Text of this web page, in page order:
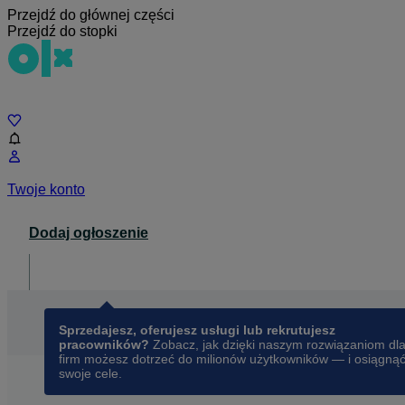
Przejdź do głównej części
Przejdź do stopki
Twoje konto
Dodaj ogłoszenie
Sprzedajesz, oferujesz usługi lub rekrutujesz
pracowników? Zobacz, jak dzięki naszym rozwiązaniom dla
firm możesz dotrzeć do milionów użytkowników — i osiągnąć
swoje cele.